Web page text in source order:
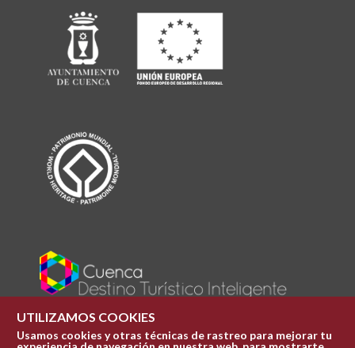
UTILIZAMOS COOKIES
Usamos cookies y otras técnicas de rastreo para mejorar tu